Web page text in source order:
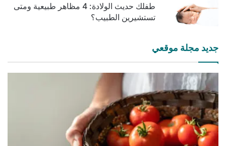
طفلك حديث الولادة: 4 مظاهر طبيعية ومتى
تستشيرين الطبيب؟
جديد مجلة موقعي